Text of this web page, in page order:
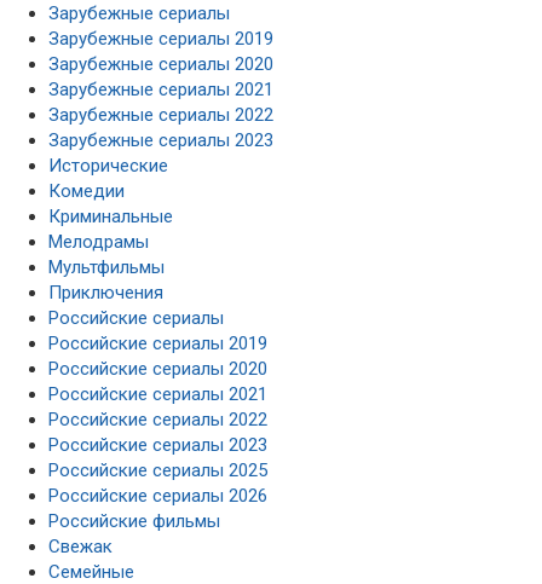
Зарубежные сериалы
Зарубежные сериалы 2019
Зарубежные сериалы 2020
Зарубежные сериалы 2021
Зарубежные сериалы 2022
Зарубежные сериалы 2023
Исторические
Комедии
Криминальные
Мелодрамы
Мультфильмы
Приключения
Российские сериалы
Российские сериалы 2019
Российские сериалы 2020
Российские сериалы 2021
Российские сериалы 2022
Российские сериалы 2023
Российские сериалы 2025
Российские сериалы 2026
Российские фильмы
Свежак
Семейные